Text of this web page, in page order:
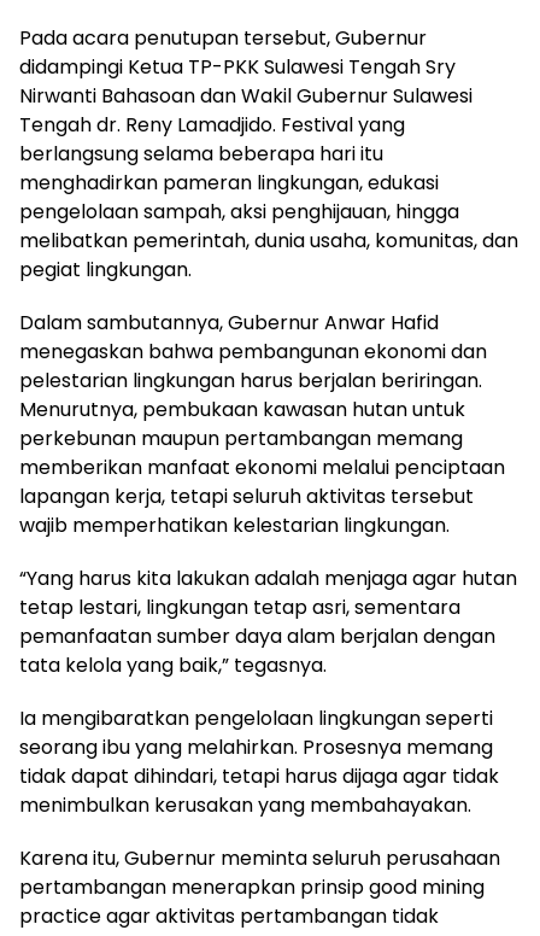
Pada acara penutupan tersebut, Gubernur
didampingi Ketua TP-PKK Sulawesi Tengah Sry
Nirwanti Bahasoan dan Wakil Gubernur Sulawesi
Tengah dr. Reny Lamadjido. Festival yang
berlangsung selama beberapa hari itu
menghadirkan pameran lingkungan, edukasi
pengelolaan sampah, aksi penghijauan, hingga
melibatkan pemerintah, dunia usaha, komunitas, dan
pegiat lingkungan.
Dalam sambutannya, Gubernur Anwar Hafid
menegaskan bahwa pembangunan ekonomi dan
pelestarian lingkungan harus berjalan beriringan.
Menurutnya, pembukaan kawasan hutan untuk
perkebunan maupun pertambangan memang
memberikan manfaat ekonomi melalui penciptaan
lapangan kerja, tetapi seluruh aktivitas tersebut
wajib memperhatikan kelestarian lingkungan.
“Yang harus kita lakukan adalah menjaga agar hutan
tetap lestari, lingkungan tetap asri, sementara
pemanfaatan sumber daya alam berjalan dengan
tata kelola yang baik,” tegasnya.
Ia mengibaratkan pengelolaan lingkungan seperti
seorang ibu yang melahirkan. Prosesnya memang
tidak dapat dihindari, tetapi harus dijaga agar tidak
menimbulkan kerusakan yang membahayakan.
Karena itu, Gubernur meminta seluruh perusahaan
pertambangan menerapkan prinsip good mining
practice agar aktivitas pertambangan tidak